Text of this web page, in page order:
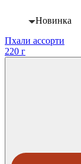
Новинка
Пхали ассорти
220 г